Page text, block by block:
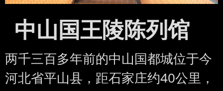
中山国王陵陈列馆
两千三百多年前的中山国都城位于今
河北省平山县，距石家庄约40公里，